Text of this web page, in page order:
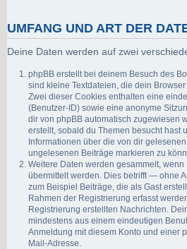
UMFANG UND ART DER
Deine Daten werden auf zwei
phpBB erstellt bei deinem Besuch des
sind kleine Textdateien, die dein
Zwei dieser Cookies enthalten eine
(Benutzer-ID) sowie eine anonyme
dir von phpBB automatisch zugewiesen
erstellt, sobald du Themen besucht hast
Informationen über die von dir
ungelesenen Beiträge markieren zu
Weitere Daten werden gesammelt,
übermittelt werden. Dies betrifft — ohne
zum Beispiel Beiträge, die als Gast
Rahmen der Registrierung erfasst
Registrierung erstellten Nachrichten.
mindestens aus einem eindeutigen
Anmeldung mit diesem Konto und einer
Mail-Adresse.